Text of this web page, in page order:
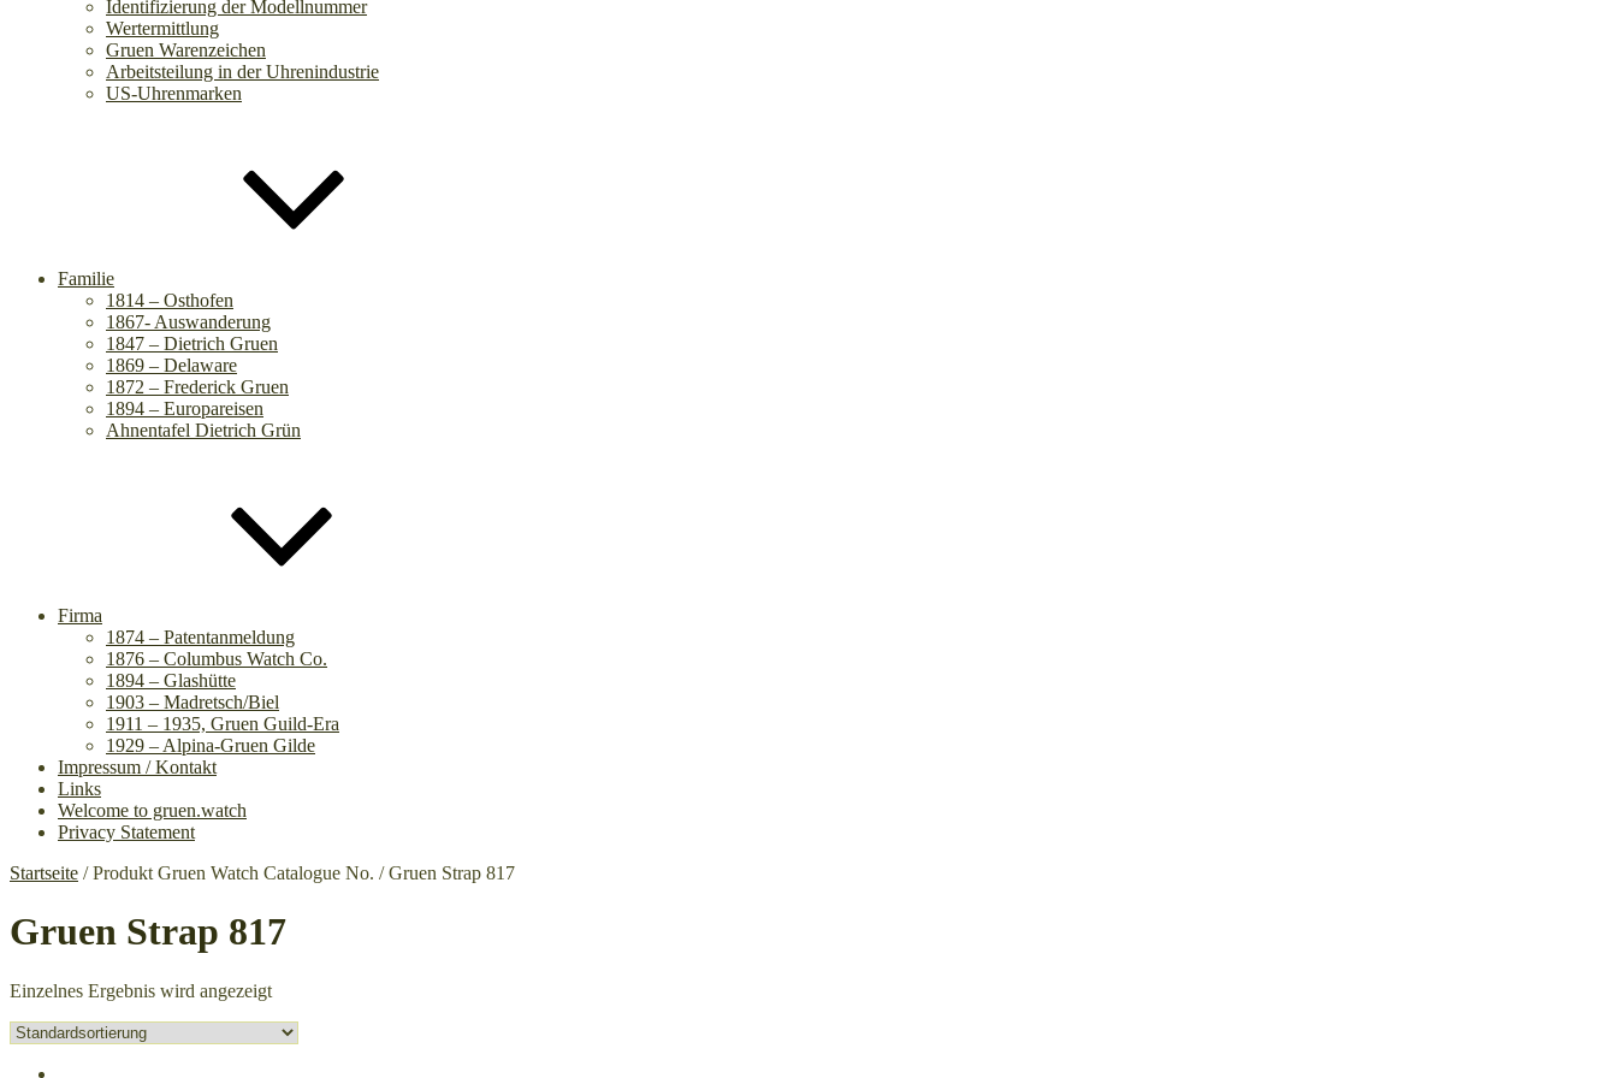
Identifizierung der Modellnummer
Wertermittlung
Gruen Warenzeichen
Arbeitsteilung in der Uhrenindustrie
US-Uhrenmarken
Familie
1814 – Osthofen
1867- Auswanderung
1847 – Dietrich Gruen
1869 – Delaware
1872 – Frederick Gruen
1894 – Europareisen
Ahnentafel Dietrich Grün
Firma
1874 – Patentanmeldung
1876 – Columbus Watch Co.
1894 – Glashütte
1903 – Madretsch/Biel
1911 – 1935, Gruen Guild-Era
1929 – Alpina-Gruen Gilde
Impressum / Kontakt
Links
Welcome to gruen.watch
Privacy Statement
Startseite / Produkt Gruen Watch Catalogue No. / Gruen Strap 817
Gruen Strap 817
Einzelnes Ergebnis wird angezeigt